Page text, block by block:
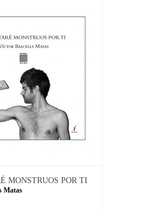
MONSTRUOS POR TI
Matas